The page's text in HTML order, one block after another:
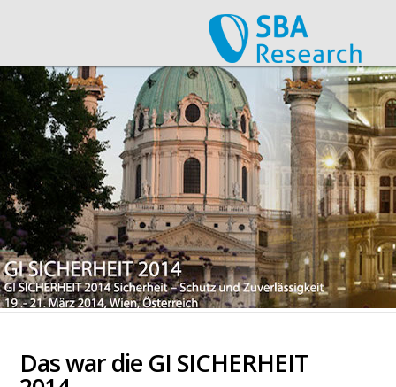
Das war die GI SICHERHEIT